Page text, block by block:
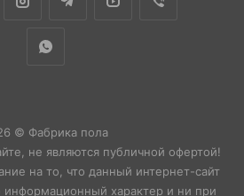
© Фабрика пола
не являются публичной офертой!
на то, что данный интернет-сайт
информационный характер и ни при